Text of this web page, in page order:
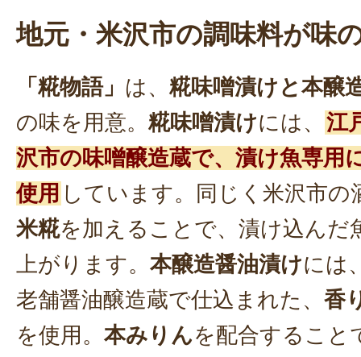
地元・米沢市の調味料が味
「糀物語」 は、 糀味噌漬けと本醸
の味を用意。 糀味噌漬けには、 江
沢市の味噌醸造蔵で、漬け魚専用
使用 しています。同じく米沢市の
米糀を加えることで、漬け込んだ
上がります。 本醸造醤油漬けには
老舗醤油醸造蔵で仕込まれた、 香
を使用。 本みりんを配合すること